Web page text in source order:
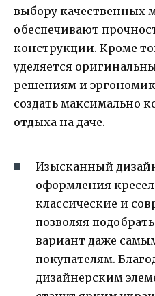
выбору качественных
обеспечивают
конструкции. Кроме
уделяется
решениям и
создать максимально
отдыха на даче.
Изысканный
оформления
классические и
позволяя
вариант даже
покупателям.
дизайнерским